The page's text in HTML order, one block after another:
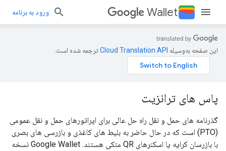
Wallet ورود به برنامه
این صفحه به‌وسیله ترجمه شده است.
پاس های ترانزیت
گذرنامه های حمل و نقل راه حل عالی برای اپراتورهای حمل و نقل عمومی
(PTO) است که در حال حاضر به بلیط های کاغذی و بازرسی های بصری
با بازرسان کرایه یا اسکنرهای QR متکی هستند. Google Wallet نسخه